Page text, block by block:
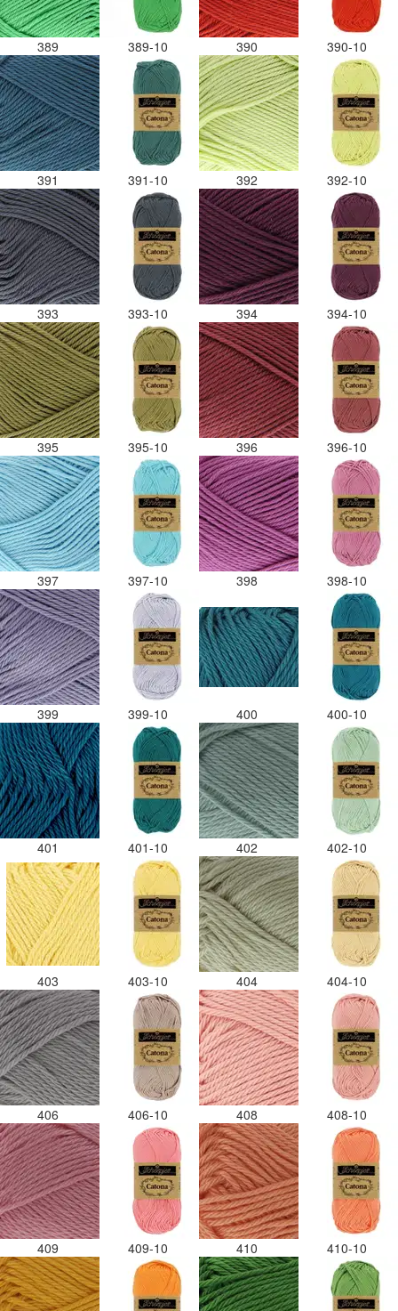
389 389-10 390 390-10
391 391-10 392 392-10
393 393-10 394 394-10
395 395-10 396 396-10
397 397-10 398 398-10
399 399-10 400 400-10
401 401-10 402 402-10
403 403-10 404 404-10
406 406-10 408 408-10
409 409-10 410 410-10